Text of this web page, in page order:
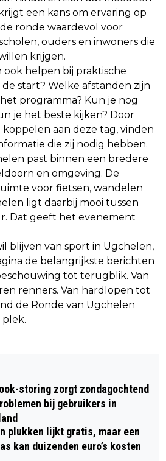
een kans om ervaring op
ronde waardevol voor
ouders en inwoners die
krijgen.
ook helpen bij praktische
de start? Welke afstanden zijn
programma? Kun je nog
je het beste kijken? Door
aan deze tag, vinden
die zij nodig hebben.
past binnen een bredere
en omgeving. De
voor fietsen, wandelen
ligt daarbij mooi tussen
Dat geeft het evenement
blijven van sport in Ugchelen,
de belangrijkste berichten
tot terugblik. Van
renners. Van hardlopen tot
de Ronde van Ugchelen
plek.
storing zorgt zondagochtend
bij gebruikers in
plukken lijkt gratis, maar een
kan duizenden euro’s kosten